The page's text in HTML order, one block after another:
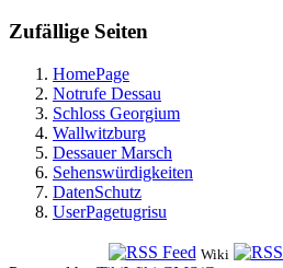
Zufällige Seiten
HomePage
Notrufe Dessau
Schloss Georgium
Wallwitzburg
Dessauer Marsch
Sehenswürdigkeiten
DatenSchutz
UserPagetugrisu
Wiki